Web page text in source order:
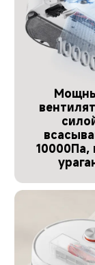
10000Па,